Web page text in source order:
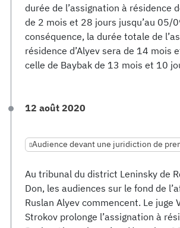
durée de l’assignation à résidence
de 2 mois et 28 jours jusqu’au 05/
conséquence, la durée totale de
résidence d’Alyev sera de 14 mois
celle de Baybak de 13 mois et 10
12 août 2020
Audience devant une juridiction de
Au tribunal du district Leninsky de
Don, les audiences sur le fond de
Ruslan Alyev commencent. Le juge
Strokov prolonge l’assignation à